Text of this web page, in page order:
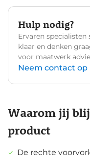
Hulp nodig?
Ervaren specialisten
klaar en denken
voor maatwerk
Neem contact op
Waarom jij
product
De rechte